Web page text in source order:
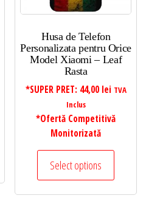
Husa de Telefon
Personalizata pentru Orice
Model Xiaomi – Leaf
Rasta
*SUPER PRET: 44,00 lei TVA
Inclus
*Ofertă Competitivă
Monitorizată
Select options